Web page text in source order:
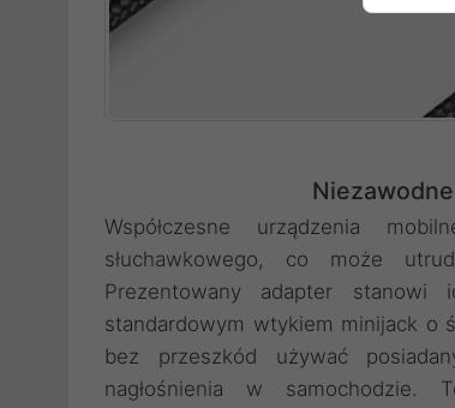
Współczesne urządzenia
słuchawkowego, co może
Prezentowany adapter stanowi
standardowym wtykiem minijack o
bez przeszkód używać
nagłośnienia w samochodzie.